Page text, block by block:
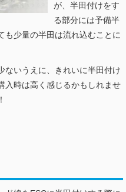
が、半田付けをす
る部分には予備半
も少量の半田は流れ込むことに
ないうえに、きれいに半田付け
入時は高く感じるかもしれませ